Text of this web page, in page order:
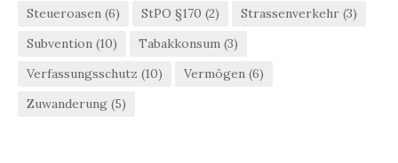
Steueroasen (6) StPO §170 (2) Strassenverkehr (3)
Subvention (10) Tabakkonsum (3)
Verfassungsschutz (10) Vermögen (6)
Zuwanderung (5)